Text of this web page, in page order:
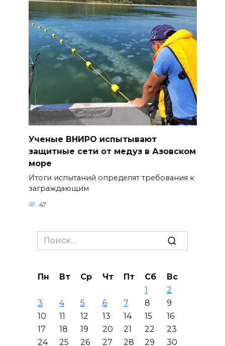
Ученые ВНИРО испытывают
защитные сети от медуз в Азовском
море
Итоги испытаний определят требования к
заграждающим
47
Search
for:
Пн Вт Ср Чт Пт Сб
Вс
1
2
3
4 5 6 7 8
9
10
11 12 13 14 15
16
17
18 19 20 21 22
23
24
25 26 27 28 29
30